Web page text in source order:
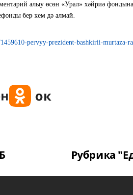
алыу өсөн «Урал» хәйриә
бер кем дә алмай.
pervyy-prezident-bashkirii-murtaza-
Рубрика